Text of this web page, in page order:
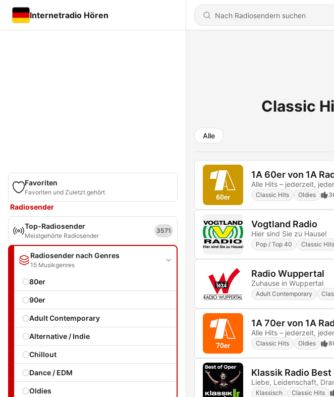
Internetradio Hören
Favoriten
Favoriten und Zuletzt gehört
Radiosender
Top-Radiosender
Meistgehörte Radiosender
3571
Radiosender nach Genres
15 Musikgenres
80er
90er
Adult Contemporary
Alternative / Indie
Chillout
Dance / EDM
Oldies
Classic
Alle
1A 60er von 1A
Alle Hits – jederzeit,
Classic Hits Oldies
Vogtland Radio
Hier sind Sie zu Hause!
Pop / Top 40 Classic Hits
Radio Wuppertal
Zuhause in Wuppertal
Adult Contemporary
1A 70er von 1A
Alle Hits – jederzeit,
Classic Hits Oldies
Klassik Radio
Liebe, Leidenschaft,
Klassisch Classic Hits